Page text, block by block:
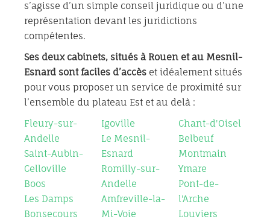
s’agisse d’un simple conseil juridique ou d’une
représentation devant les juridictions
compétentes.
Ses deux cabinets, situés à Rouen et au Mesnil-
Esnard sont faciles d’accès et idéalement situés
pour vous proposer un service de proximité sur
l’ensemble du plateau Est et au delà :
Fleury-sur-
Andelle
Saint-Aubin-
Celloville
Boos
Les Damps
Bonsecours
Igoville
Le Mesnil-
Esnard
Romilly-sur-
Andelle
Amfreville-la-
Mi-Voie
Chant-d'Oisel
Belbeuf
Montmain
Ymare
Pont-de-
l'Arche
Louviers